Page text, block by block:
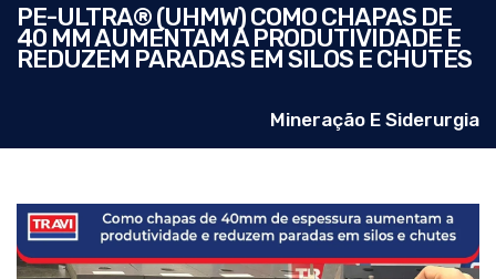
PE-ULTRA® (UHMW) COMO CHAPAS DE
40 MM AUMENTAM A PRODUTIVIDADE E
REDUZEM PARADAS EM SILOS E CHUTES
Mineração E Siderurgia